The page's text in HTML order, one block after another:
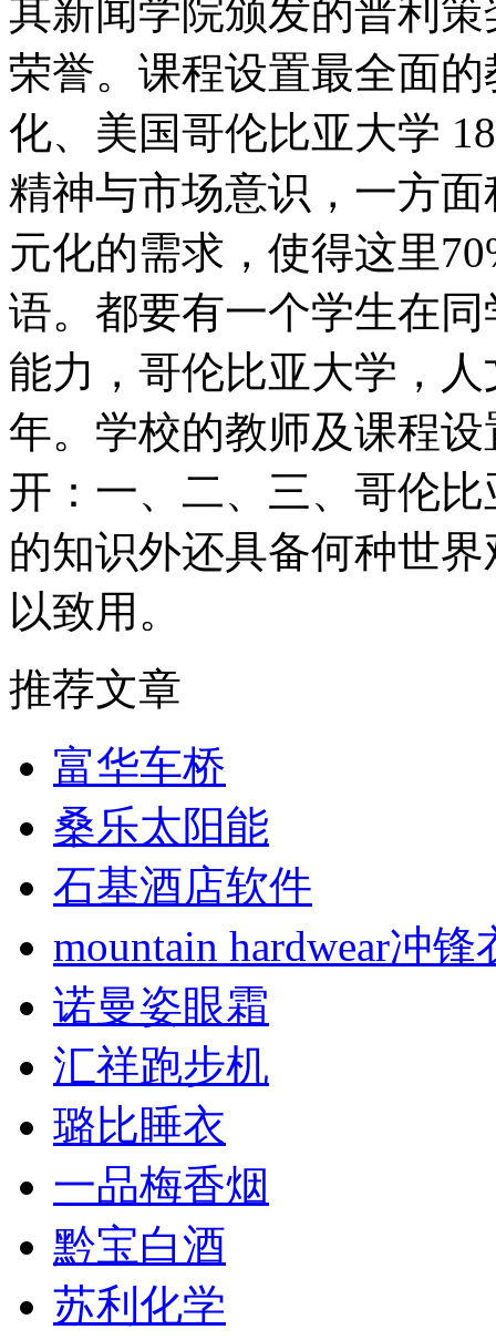
其新闻学院颁发的普利
荣誉。课程设置最全面
化、美国哥伦比亚大学
精神与市场意识，一方
元化的需求，使得这里
语。都要有一个学生在
能力，哥伦比亚大学，
年。学校的教师及课程
开：一、二、三、哥伦
的知识外还具备何种世
以致用。
推荐文章
富华车桥
桑乐太阳能
石基酒店软件
mountain hardwear冲锋
诺曼姿眼霜
汇祥跑步机
璐比睡衣
一品梅香烟
黔宝白酒
苏利化学